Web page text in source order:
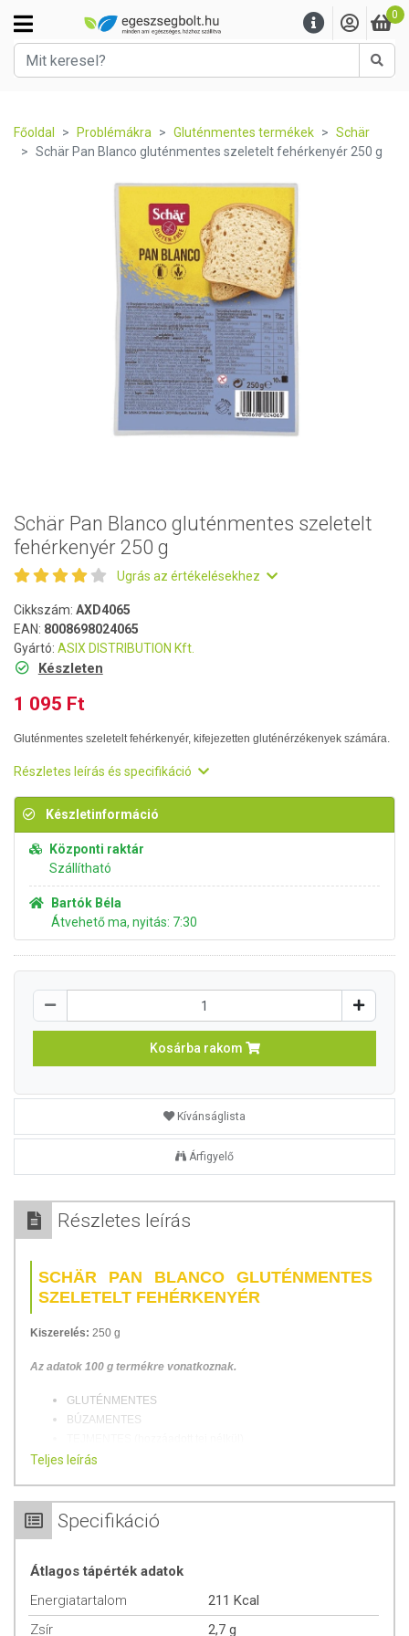
0
Főoldal Problémákra Gluténmentes termékek
Schär
Schär Pan Blanco gluténmentes szeletelt fehérkenyér 250 g
Schär Pan Blanco gluténmentes szeletelt
fehérkenyér 250 g
Ugrás az értékelésekhez
Cikkszám: AXD4065
EAN: 8008698024065
Gyártó: ASIX DISTRIBUTION Kft.
Készleten
1 095 Ft
Gluténmentes szeletelt fehérkenyér, kifejezetten gluténérzékenyek számára.
Részletes leírás és specifikáció
Készletinformáció
Központi raktár
Szállítható
Bartók Béla
Átvehető ma, nyitás: 7:30
Kosárba rakom
Kívánságlista
Árfigyelő
Részletes leírás
SCHÄR PAN BLANCO GLUTÉNMENTES
SZELETELT FEHÉRKENYÉR
Kiszerelés: 250 g
Az adatok 100 g termékre vonatkoznak.
GLUTÉNMENTES
BÚZAMENTES
LAKTÓZMENTES
VEGETÁRIÁNUS
PÁLMAOLAJ-MENTES
ÖSSZETÉTEL
Összetevők: víz, kukoricakeményítő, rizsliszt, növényi rostok
Teljes leírás
Specifikáció
Átlagos tápérték adatok
Energiatartalom
211 Kcal
Zsír
2,7 g